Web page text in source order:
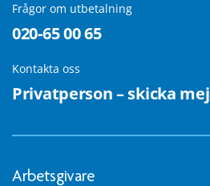
Frågor om utbetalning
020-65 00 65
Kontakta oss
Privatperson – skicka
Arbetsgivare